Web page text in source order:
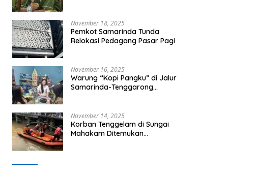
November 18, 2025
Pemkot Samarinda Tunda
Relokasi Pedagang Pasar Pagi
November 16, 2025
Warung “Kopi Pangku” di Jalur
Samarinda-Tenggarong
November 14, 2025
Korban Tenggelam di Sungai
Mahakam Ditemukan